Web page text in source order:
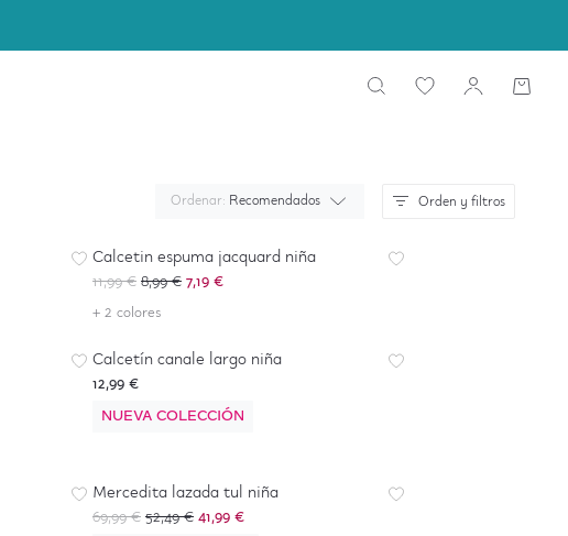
Ordenar: Recomendados Orden y filtros
Calcetin espuma jacquard niña
11,99 €8,99 €7,19 €
+ 2 colores
Calcetín canale largo niña
12,99 €
NUEVA COLECCIÓN
Mercedita lazada tul niña
69,99 €52,49 €41,99 €